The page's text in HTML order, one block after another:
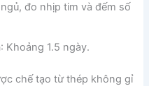
đo nhịp tim và đếm số
: Khoảng 1.5 ngày.
chế tạo từ thép không gỉ